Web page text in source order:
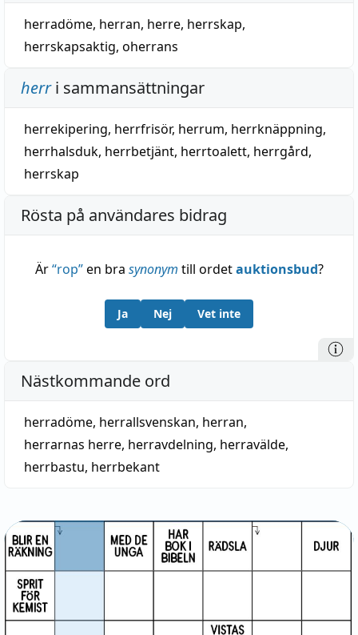
herradöme, herran, herre, herrskap,
herrskapsaktig, oherrans
herri sammansättningar
herrekipering, herrfrisör, herrum, herrknäppning,
herrhalsduk, herrbetjänt, herrtoalett, herrgård,
herrskap
Rösta på användares bidrag
Är“rop”en bra synonym till ordetauktionsbud?
Ja Nej Vet inte
Nästkommande ord
herradöme, herrallsvenskan, herran,
herrarnas herre, herravdelning, herravälde,
herrbastu, herrbekant